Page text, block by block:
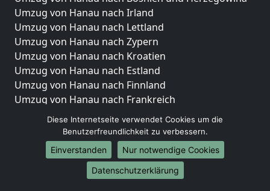
Umzug von Hanau nach Irland
Umzug von Hanau nach Lettland
Umzug von Hanau nach Zypern
Umzug von Hanau nach Kroatien
Umzug von Hanau nach Estland
Umzug von Hanau nach Finnland
Umzug von Hanau nach Frankreich
Umzug von Hanau nach Griechenland
Umzug von Hanau nach Italien
Umzug von Hanau nach Liechtenstein
Umzug von Hanau nach Luxemburg
Umzug von Hanau nach Niederlande
Diese Internetseite verwendet Cookies um die
Benutzerfreundlichkeit zu verbessern.
Einverstanden
Nur notwendige Cookies
Datenschutzerklärung